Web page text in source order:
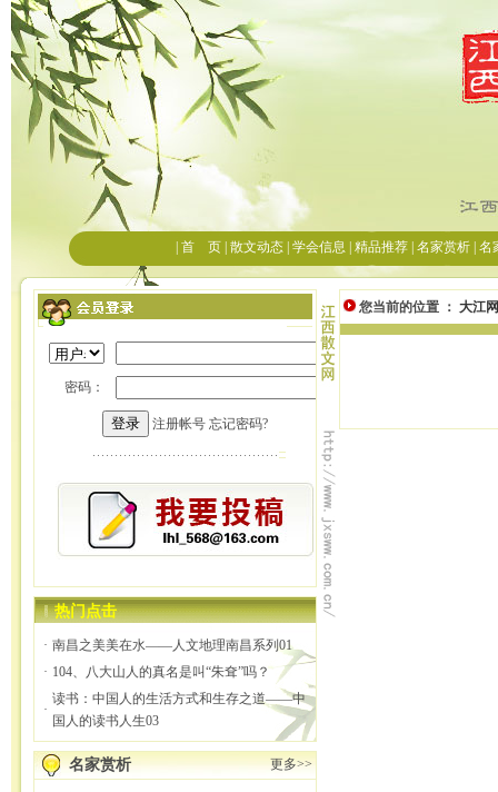
热门点击
· 南昌之美美在水——人文地理南昌系列01
· 104、八大山人的真名是叫“朱耷”吗？
·
读书：中国人的生活方式和生存之道——中
国人的读书人生03
名家赏析 更多>>
您当前的位置 ： 大江网